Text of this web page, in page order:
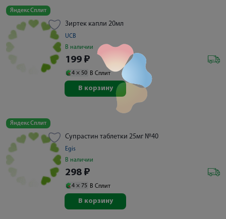
Яндекс Сплит
Зиртек капли 20мл
UCB
В наличии
199 ₽
4 × 50 В Сплит
В корзину
Яндекс Сплит
Супрастин таблетки 25мг №40
Egis
В наличии
298 ₽
4 × 75 В Сплит
В корзину